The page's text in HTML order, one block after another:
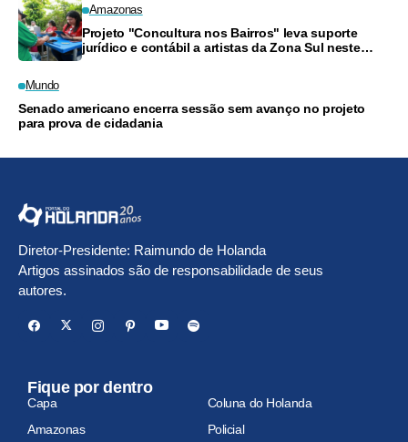
Amazonas
Projeto "Concultura nos Bairros" leva suporte
jurídico e contábil a artistas da Zona Sul neste
Mundo
Senado americano encerra sessão sem avanço no projeto
para prova de cidadania
Diretor-Presidente: Raimundo de Holanda
Artigos assinados são de responsabilidade de seus
autores.
Fique por dentro
Capa
Coluna do Holanda
Amazonas
Policial